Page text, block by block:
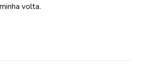
volta.